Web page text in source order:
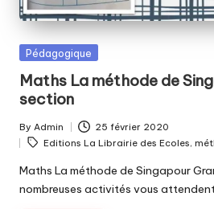
Posted
Pédagogique
Maths La méthode de
section
Posted
by
By Admin 25 février 2020
Tags:
Editions La Librairie des Ecoles,
Maths La méthode de Singapour
nombreuses activités vous